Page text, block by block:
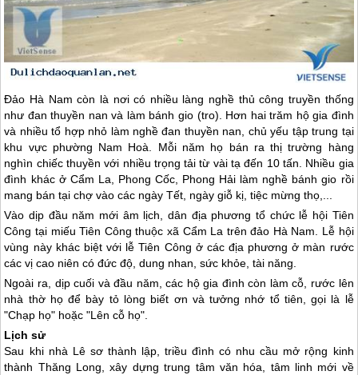
Đảo Hà Nam còn là nơi có nhiều làng nghề thủ công truyền thống
như đan thuyền nan và làm bánh gio (tro). Hơn hai trăm hộ gia đình
và nhiều tổ hợp nhỏ làm nghề đan thuyền nan, chủ yếu tập trung tại
khu vực phường Nam Hoà. Mỗi năm họ bán ra thị trường hàng
nghìn chiếc thuyền với nhiều trọng tải từ vài tạ đến 10 tấn. Nhiều gia
đình khác ở Cẩm La, Phong Cốc, Phong Hải làm nghề bánh gio rồi
mang bán tại chợ vào các ngày Tết, ngày giỗ kị, tiệc mừng thọ,...
Vào dịp đầu năm mới âm lịch, dân địa phương tổ chức lễ hội Tiên
Công tại miếu Tiên Công thuộc xã Cẩm La trên đảo Hà Nam. Lễ hội
vùng này khác biệt với lễ Tiên Công ở các địa phương ở màn rước
các vị cao niên có đức độ, dung nhan, sức khỏe, tài năng.
Ngoài ra, dịp cuối và đầu năm, các hộ gia đình còn làm cỗ, rước lên
nhà thờ họ để bày tỏ lòng biết ơn và tưởng nhớ tổ tiên, gọi là lễ
"Chạp họ" hoặc "Lên cỗ họ".
Lịch sử
Sau khi nhà Lê sơ thành lập, triều đình có nhu cầu mở rộng kinh
thành Thăng Long, xây dựng trung tâm văn hóa, tâm linh mới về